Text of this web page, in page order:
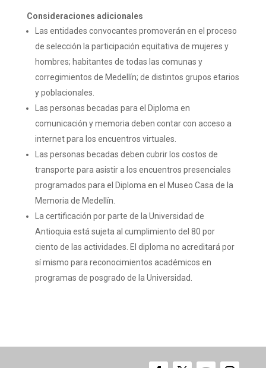
Consideraciones adicionales
Las entidades convocantes promoverán en el proceso
de selección la participación equitativa de mujeres y
hombres; habitantes de todas las comunas y
corregimientos de Medellín; de distintos grupos etarios
y poblacionales.
Las personas becadas para el Diploma en
comunicación y memoria deben contar con acceso a
internet para los encuentros virtuales.
Las personas becadas deben cubrir los costos de
transporte para asistir a los encuentros presenciales
programados para el Diploma en el Museo Casa de la
Memoria de Medellín.
La certificación por parte de la Universidad de
Antioquia está sujeta al cumplimiento del 80 por
ciento de las actividades. El diploma no acreditará por
sí mismo para reconocimientos académicos en
programas de posgrado de la Universidad.